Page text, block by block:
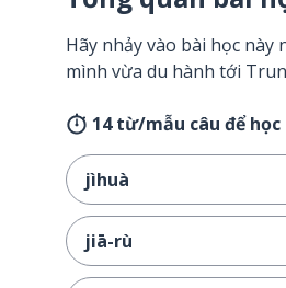
Hãy nhảy vào bài học
mình vừa du hành tới
14 từ/mẫu câu để học
jìhuà
jiā-rù